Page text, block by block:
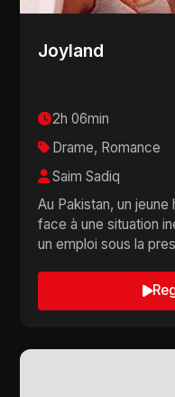
Joyland
2h 06min
Drame, Romance
Saim Sadiq
Au Pakistan, un
face à une situation
un emploi sous la